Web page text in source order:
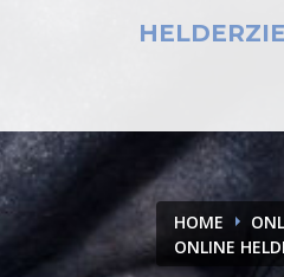
HOME
ONLINE